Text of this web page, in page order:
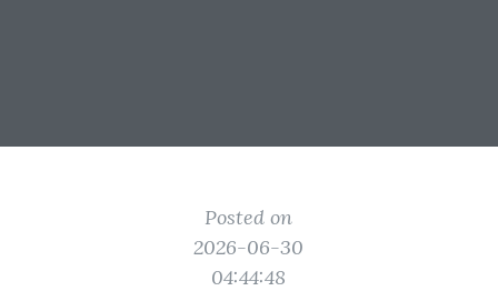
Posted on
2026-06-30
04:44:48